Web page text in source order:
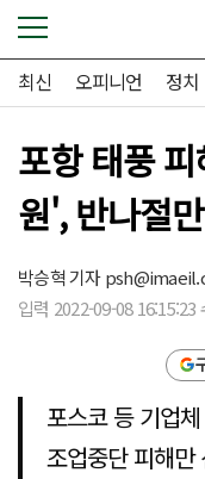
최신 오피니언 정치
포항 태풍
원', 반나절
박승혁 기자
입력 2022-09-08 16:15:23
포스코 등 기업
조업중단 피해